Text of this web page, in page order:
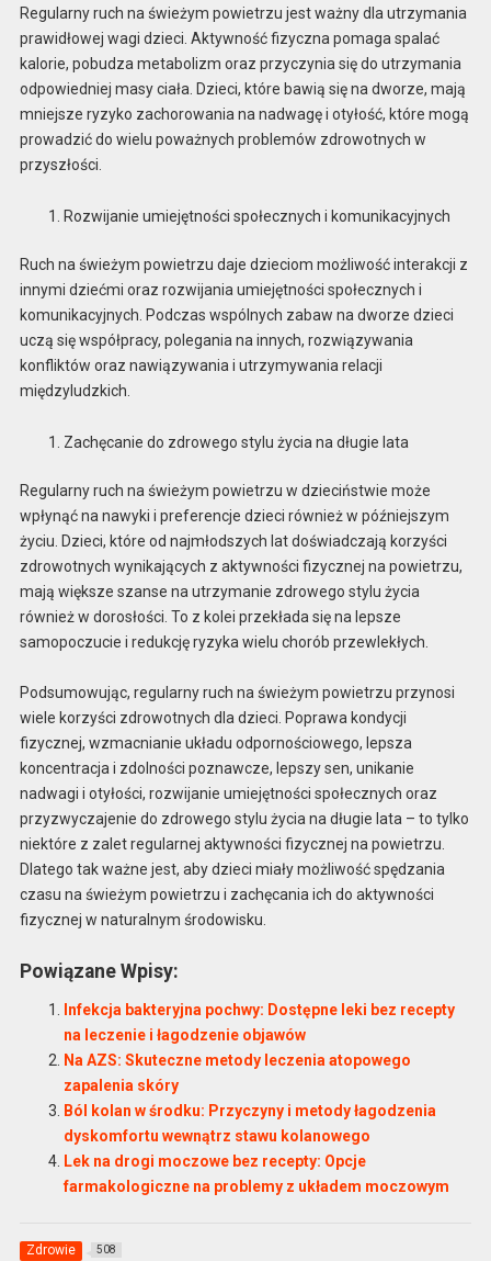
Regularny ruch na świeżym powietrzu jest ważny dla utrzymania
prawidłowej wagi dzieci. Aktywność fizyczna pomaga spalać
kalorie, pobudza metabolizm oraz przyczynia się do utrzymania
odpowiedniej masy ciała. Dzieci, które bawią się na dworze, mają
mniejsze ryzyko zachorowania na nadwagę i otyłość, które mogą
prowadzić do wielu poważnych problemów zdrowotnych w
przyszłości.
Rozwijanie umiejętności społecznych i komunikacyjnych
Ruch na świeżym powietrzu daje dzieciom możliwość interakcji z
innymi dziećmi oraz rozwijania umiejętności społecznych i
komunikacyjnych. Podczas wspólnych zabaw na dworze dzieci
uczą się współpracy, polegania na innych, rozwiązywania
konfliktów oraz nawiązywania i utrzymywania relacji
międzyludzkich.
Zachęcanie do zdrowego stylu życia na długie lata
Regularny ruch na świeżym powietrzu w dzieciństwie może
wpłynąć na nawyki i preferencje dzieci również w późniejszym
życiu. Dzieci, które od najmłodszych lat doświadczają korzyści
zdrowotnych wynikających z aktywności fizycznej na powietrzu,
mają większe szanse na utrzymanie zdrowego stylu życia
również w dorosłości. To z kolei przekłada się na lepsze
samopoczucie i redukcję ryzyka wielu chorób przewlekłych.
Podsumowując, regularny ruch na świeżym powietrzu przynosi
wiele korzyści zdrowotnych dla dzieci. Poprawa kondycji
fizycznej, wzmacnianie układu odpornościowego, lepsza
koncentracja i zdolności poznawcze, lepszy sen, unikanie
nadwagi i otyłości, rozwijanie umiejętności społecznych oraz
przyzwyczajenie do zdrowego stylu życia na długie lata – to tylko
niektóre z zalet regularnej aktywności fizycznej na powietrzu.
Dlatego tak ważne jest, aby dzieci miały możliwość spędzania
czasu na świeżym powietrzu i zachęcania ich do aktywności
fizycznej w naturalnym środowisku.
Powiązane Wpisy:
Infekcja bakteryjna pochwy: Dostępne leki bez recepty
na leczenie i łagodzenie objawów
Na AZS: Skuteczne metody leczenia atopowego
zapalenia skóry
Ból kolan w środku: Przyczyny i metody łagodzenia
dyskomfortu wewnątrz stawu kolanowego
Lek na drogi moczowe bez recepty: Opcje
farmakologiczne na problemy z układem moczowym
Zdrowie 508